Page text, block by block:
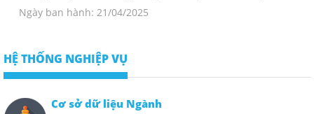
Ngày ban hành: 21/04/2025
HỆ THỐNG NGHIỆP VỤ
Cơ sở dữ liệu Ngành